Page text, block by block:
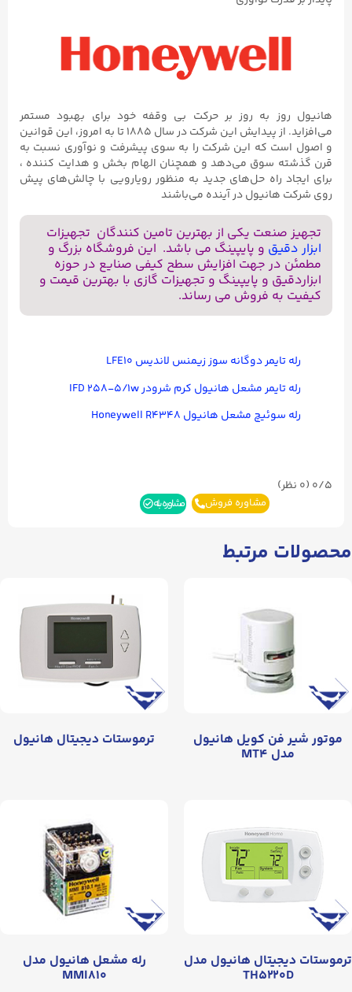
هانیول روز به روز بر حرکت بی وقفه خود برای بهبود مستمر
می‌افزاید. از پیدایش این شرکت در سال ۱۸۸۵ تا به امروز، این قوانین
و اصول است که این شرکت را به سوی پیشرفت و نوآوری نسبت به
قرن گذشته سوق می‌دهد و همچنان الهام بخش و هدایت کننده ،
برای ایجاد راه حل‌های جدید به منظور رویارویی با چالش‌های پیش
روی شرکت هانیول در آینده می‌باشند
تجهیز صنعت یکی از بهترین تامین کنندگان تجهیزات
ابزار دقیق و پایپینگ می باشد. این فروشگاه بزرگ و
مطمئن در جهت افزایش سطح کیفی صنایع در حوزه
ابزاردقیق و پایپینگ و تجهیزات گازی با بهترین قیمت و
کیفیت به فروش می رساند.
رله تایمر دوگانه سوز زیمنس لاندیس LFE۱۰
رله تایمر مشعل هانیول کرم شرودر IFD ۲۵۸-۵/۱w
رله سوئیچ مشعل هانیول Honeywell R۴۳۴۸
0/5 (۰ نظر)
مشاوره فروش مشاوره بله
محصولات مرتبط
موتور شیر فن کویل هانیول
مدل MT۴
ترموستات دیجیتال هانیول
ترموستات دیجیتال هانیول مدل
TH۵۲۲۰D
رله مشعل هانیول مدل
MMI۸۱۰